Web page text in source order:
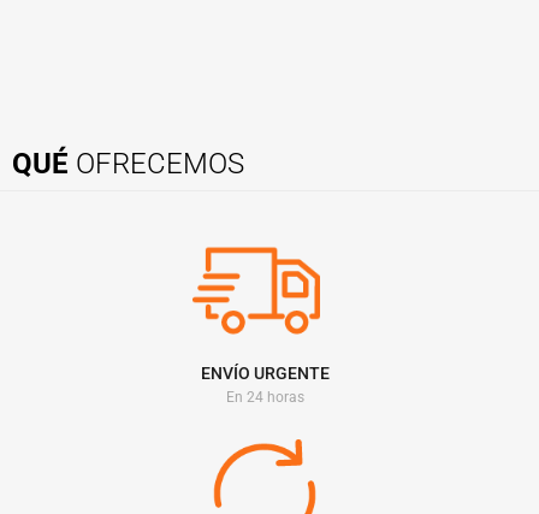
QUÉ OFRECEMOS
ENVÍO URGENTE
En 24 horas